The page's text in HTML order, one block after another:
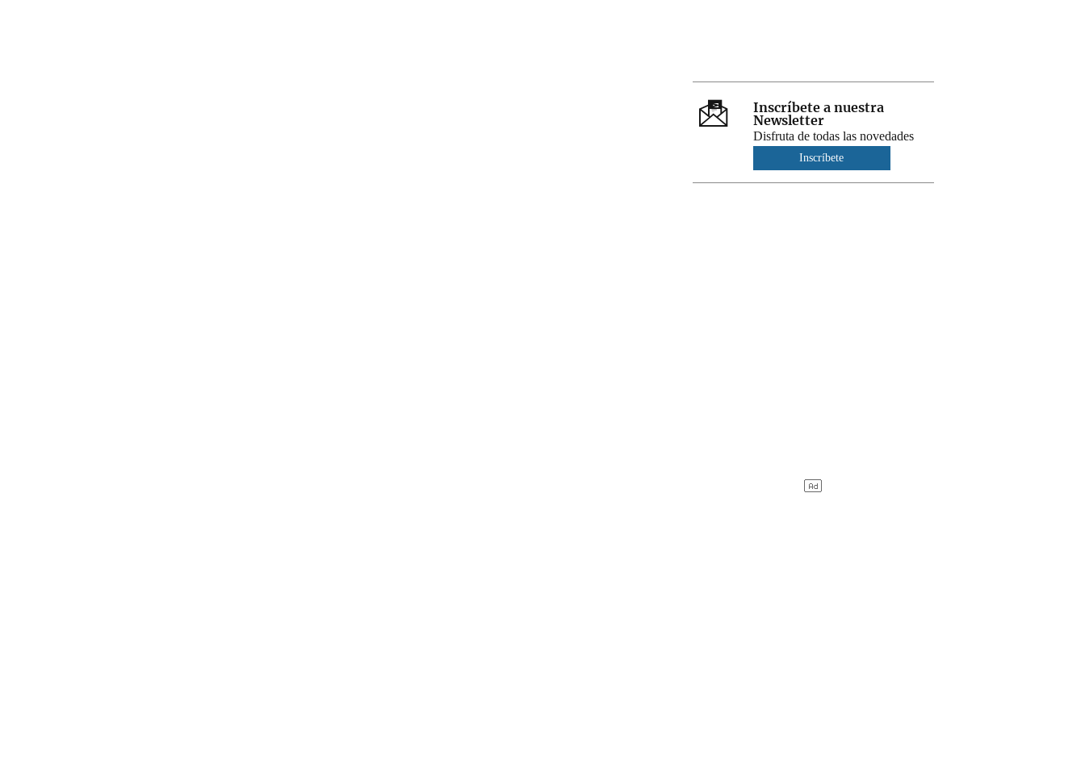
Inscríbete a nuestra
Newsletter
Disfruta de todas las novedades
Inscríbete